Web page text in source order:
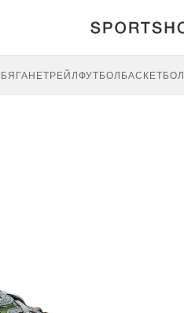
БЯГАНЕТРЕЙЛФУТБОЛ БАСКЕТБОЛ